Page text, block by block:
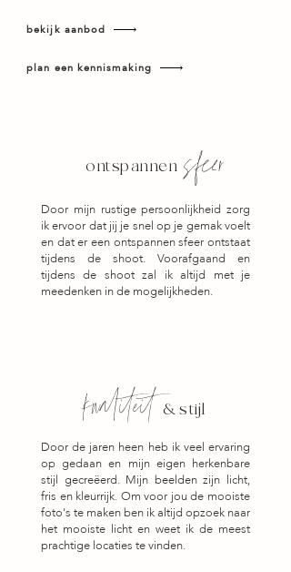
bekijk aanbod
plan een kennismaking
Door mijn rustige persoonlijkheid zorg
ik ervoor dat jij je snel op je gemak voelt
en dat er een ontspannen sfeer ontstaat
tijdens de shoot. Voorafgaand en
tijdens de shoot zal ik altijd met je
meedenken in de mogelijkheden.
ontspannen sfeer
Door de jaren heen heb ik veel ervaring
op gedaan en mijn eigen herkenbare
stijl gecreëerd. Mijn beelden zijn licht,
fris en kleurrijk. Om voor jou de mooiste
foto's te maken ben ik altijd opzoek naar
het mooiste licht en weet ik de meest
prachtige locaties te vinden.
& stijl
kwaliteit